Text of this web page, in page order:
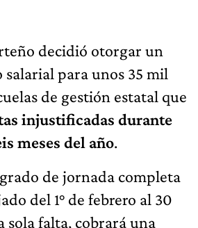
decidió otorgar un
para unos 35 mil
de gestión estatal que
injustificadas durante
meses del año.
de jornada completa
del 1° de febrero al 30
sola falta, cobrará una